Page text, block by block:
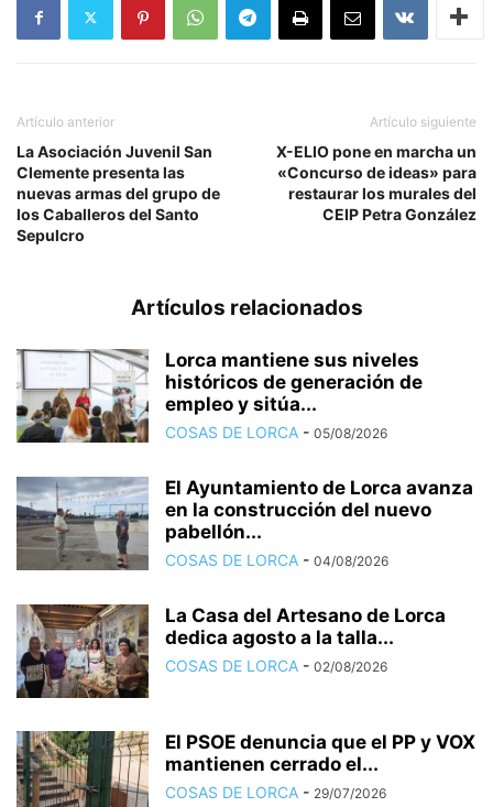
Artículo anterior
La Asociación Juvenil San
Clemente presenta las
nuevas armas del grupo de
los Caballeros del Santo
Sepulcro
Artículo siguiente
X-ELIO pone en marcha un
«Concurso de ideas» para
restaurar los murales del
CEIP Petra González
Artículos relacionados
Lorca mantiene sus niveles
históricos de generación de
empleo y sitúa...
COSAS DE LORCA - 05/08/2026
El Ayuntamiento de Lorca avanza
en la construcción del nuevo
pabellón...
COSAS DE LORCA - 04/08/2026
La Casa del Artesano de Lorca
dedica agosto a la talla...
COSAS DE LORCA - 02/08/2026
El PSOE denuncia que el PP y VOX
mantienen cerrado el...
COSAS DE LORCA - 29/07/2026